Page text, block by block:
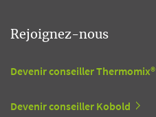
Rejoignez-nous
Devenir conseiller Thermomix®
Devenir conseiller Kobold